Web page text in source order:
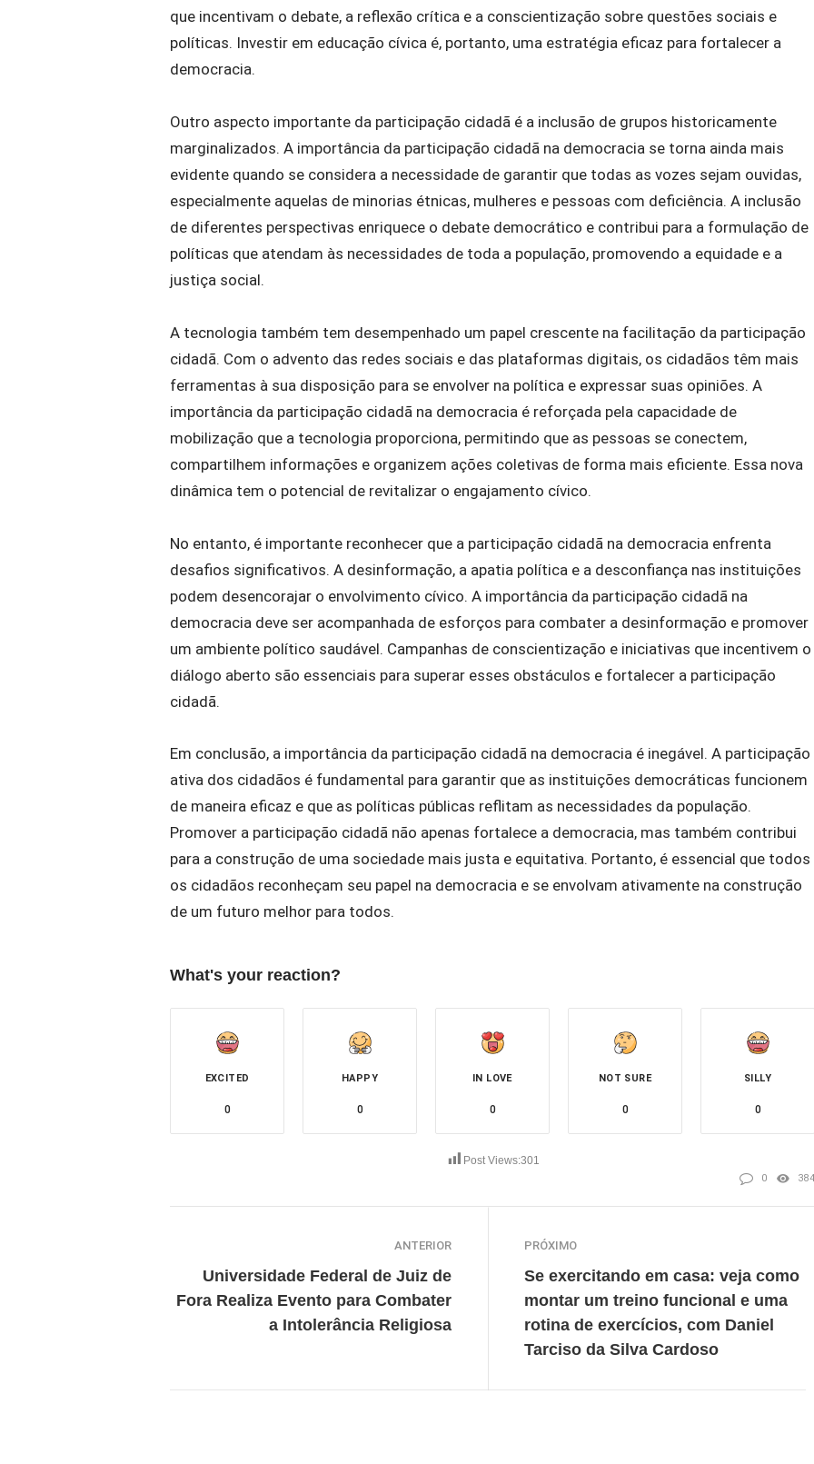
que incentivam o debate, a reflexão crítica e a conscientização sobre questões sociais e
políticas. Investir em educação cívica é, portanto, uma estratégia eficaz para fortalecer a
democracia.
Outro aspecto importante da participação cidadã é a inclusão de grupos historicamente
marginalizados. A importância da participação cidadã na democracia se torna ainda mais
evidente quando se considera a necessidade de garantir que todas as vozes sejam ouvidas,
especialmente aquelas de minorias étnicas, mulheres e pessoas com deficiência. A inclusão
de diferentes perspectivas enriquece o debate democrático e contribui para a formulação de
políticas que atendam às necessidades de toda a população, promovendo a equidade e a
justiça social.
A tecnologia também tem desempenhado um papel crescente na facilitação da participação
cidadã. Com o advento das redes sociais e das plataformas digitais, os cidadãos têm mais
ferramentas à sua disposição para se envolver na política e expressar suas opiniões. A
importância da participação cidadã na democracia é reforçada pela capacidade de
mobilização que a tecnologia proporciona, permitindo que as pessoas se conectem,
compartilhem informações e organizem ações coletivas de forma mais eficiente. Essa nova
dinâmica tem o potencial de revitalizar o engajamento cívico.
No entanto, é importante reconhecer que a participação cidadã na democracia enfrenta
desafios significativos. A desinformação, a apatia política e a desconfiança nas instituições
podem desencorajar o envolvimento cívico. A importância da participação cidadã na
democracia deve ser acompanhada de esforços para combater a desinformação e promover
um ambiente político saudável. Campanhas de conscientização e iniciativas que incentivem o
diálogo aberto são essenciais para superar esses obstáculos e fortalecer a participação
cidadã.
Em conclusão, a importância da participação cidadã na democracia é inegável. A participação
ativa dos cidadãos é fundamental para garantir que as instituições democráticas funcionem
de maneira eficaz e que as políticas públicas reflitam as necessidades da população.
Promover a participação cidadã não apenas fortalece a democracia, mas também contribui
para a construção de uma sociedade mais justa e equitativa. Portanto, é essencial que todos
os cidadãos reconheçam seu papel na democracia e se envolvam ativamente na construção
de um futuro melhor para todos.
Post Views:301
What's your reaction?
EXCITED
0
HAPPY
0
IN LOVE
0
NOT SURE
0
SILLY
0
0 384
ANTERIOR
Universidade Federal de Juiz de
Fora Realiza Evento para Combater
a Intolerância Religiosa
PRÓXIMO
Se exercitando em casa: veja como
montar um treino funcional e uma
rotina de exercícios, com Daniel
Tarciso da Silva Cardoso